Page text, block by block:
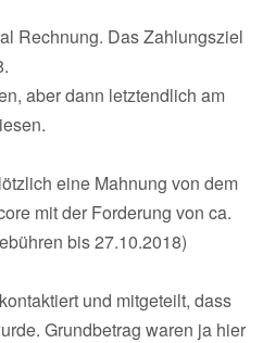
Rechnung. Das Zahlungsziel
aber dann letztendlich am
eine Mahnung von dem
mit der Forderung von ca.
bis 27.10.2018)
und mitgeteilt, dass
Grundbetrag waren ja hier